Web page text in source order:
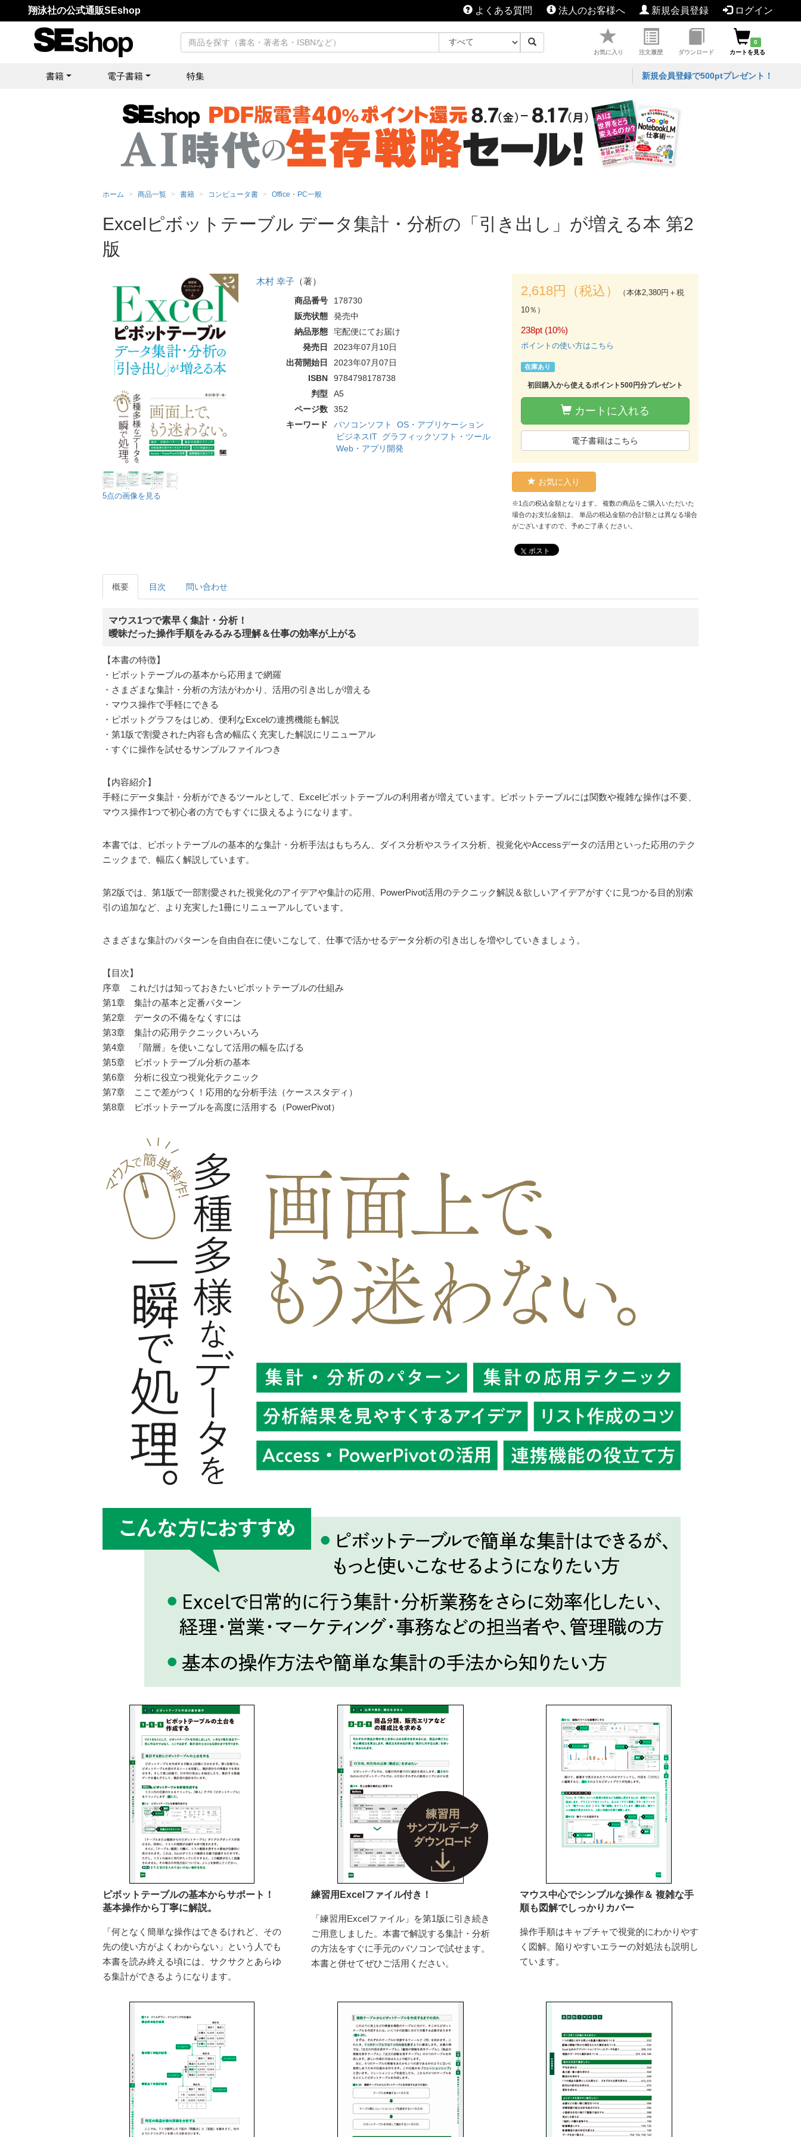
翔泳社の公式通販SEshop よくある質問 法人のお客様へ 新規会員登録 ログイン
お気に入り 注文履歴 ダウンロード
0
カートを見る
書籍 電子書籍 特集 新規会員登録で500ptプレゼント！
ホーム 商品一覧 書籍 コンピュータ書 Office・PC一般
Excelピボットテーブル データ集計・分析の「引き出し」が増える本 第2
版
5点の画像を見る
木村 幸子（著）
商品番号
178730
販売状態
発売中
納品形態
宅配便にてお届け
発売日
2023年07月10日
出荷開始日
2023年07月07日
ISBN
9784798178738
判型
A5
ページ数
352
キーワード
パソコンソフト
OS・アプリケーション
ビジネスIT グラフィックソフト・ツール
Web・アプリ開発
2,618円（税込）
（本体2,380円＋税
10％）
238pt (10%)
ポイントの使い方はこちら
在庫あり
初回購入から使えるポイント500円分プレゼント
カートに入れる
電子書籍はこちら
お気に入り
※1点の税込金額となります。 複数の商品をご購入いただいた
場合のお支払金額は、 単品の税込金額の合計額とは異なる場合
がございますので、予めご了承ください。
ポスト
概要 目次 問い合わせ
マウス1つで素早く集計・分析！
曖昧だった操作手順をみるみる理解＆仕事の効率が上がる
【本書の特徴】
・ピボットテーブルの基本から応用まで網羅
・さまざまな集計・分析の方法がわかり、活用の引き出しが増える
・マウス操作で手軽にできる
・ピボットグラフをはじめ、便利なExcelの連携機能も解説
・第1版で割愛された内容も含め幅広く充実した解説にリニューアル
・すぐに操作を試せるサンプルファイルつき
【内容紹介】
手軽にデータ集計・分析ができるツールとして、Excelピボットテーブルの利用者が増えています。ピボットテーブルには関数や複雑な操作は不要、
マウス操作1つで初心者の方でもすぐに扱えるようになります。
本書では、ピボットテーブルの基本的な集計・分析手法はもちろん、ダイス分析やスライス分析、視覚化やAccessデータの活用といった応用のテク
ニックまで、幅広く解説しています。
第2版では、第1版で一部割愛された視覚化のアイデアや集計の応用、PowerPivot活用のテクニック解説＆欲しいアイデアがすぐに見つかる目的別索
引の追加など、より充実した1冊にリニューアルしています。
さまざまな集計のパターンを自由自在に使いこなして、仕事で活かせるデータ分析の引き出しを増やしていきましょう。
【目次】
序章 これだけは知っておきたいピボットテーブルの仕組み
第1章 集計の基本と定番パターン
第2章 データの不備をなくすには
第3章 集計の応用テクニックいろいろ
第4章 「階層」を使いこなして活用の幅を広げる
第5章 ピボットテーブル分析の基本
第6章 分析に役立つ視覚化テクニック
第7章 ここで差がつく！応用的な分析手法（ケーススタディ）
第8章 ピボットテーブルを高度に活用する（PowerPivot）
ピボットテーブルの基本からサポート！
基本操作から丁寧に解説。
「何となく簡単な操作はできるけれど、その
先の使い方がよくわからない」という人でも
本書を読み終える頃には、サクサクとあらゆ
る集計ができるようになります。
練習用Excelファイル付き！
「練習用Excelファイル」を第1版に引き続き
ご用意しました。本書で解説する集計・分析
の方法をすぐに手元のパソコンで試せます。
本書と併せてぜひご活用ください。
マウス中心でシンプルな操作＆ 複雑な手
順も図解でしっかりカバー
操作手順はキャプチャで視覚的にわかりやす
く図解。陥りやすいエラーの対処法も説明し
ています。